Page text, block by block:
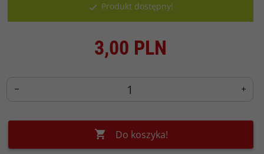
Produkt dostępny!
3,00 PLN
Do koszyka!